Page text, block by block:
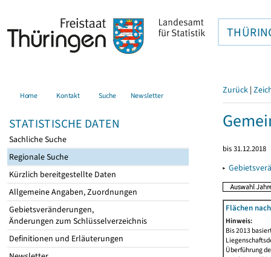
Home Kontakt Suche Newsletter
STATISTISCHE DATEN
Sachliche Suche
Regionale Suche
Kürzlich bereitgestellte Daten
Allgemeine Angaben, Zuordnungen
Gebietsveränderungen,
Änderungen zum Schlüsselverzeichnis
Definitionen und Erläuterungen
Zurück |
bis 31.12.2018
▸
Flächen
Hinweis:
Bis 2013
Überführung